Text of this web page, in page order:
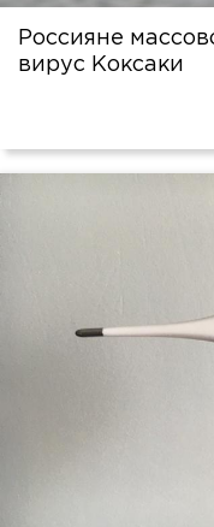
Россияне
вирус Коксаки